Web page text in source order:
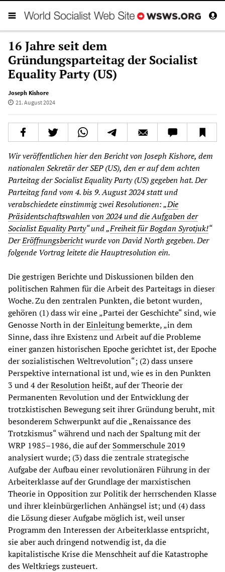
16 Jahre seit dem
Gründungsparteitag der Socialist
Equality Party (US)
Joseph Kishore
21. August 2024
Wir veröffentlichen hier den Bericht von Joseph Kishore, dem
nationalen Sekretär der SEP (US), den er auf dem achten
Parteitag der Socialist Equality Party (US) gegeben hat. Der
Parteitag fand vom 4. bis 9. August 2024 statt und
verabschiedete einstimmig zwei Resolutionen: „Die
Präsidentschaftswahlen von 2024 und die Aufgaben der
Socialist Equality Party“ und „Freiheit für Bogdan Syrotjuk!“
DerEröffnungsberichtwurde von David North gegeben. Der
folgende Vortrag leitete die Hauptresolution ein.
Die gestrigen Berichte und Diskussionen bilden den
politischen Rahmen für die Arbeit des Parteitags in dieser
Woche. Zu den zentralen Punkten, die betont wurden,
gehören (1) dass wir eine „Partei der Geschichte“ sind, wie
Genosse North in derEinleitungbemerkte, „in dem
Sinne, dass ihre Existenz und Arbeit auf die Probleme
einer ganzen historischen Epoche gerichtet ist, der Epoche
der sozialistischen Weltrevolution“; (2) dass unsere
Perspektive international ist und, wie es in den Punkten
3 und 4 derResolutionheißt, auf der Theorie der
Permanenten Revolution und der Entwicklung der
trotzkistischen Bewegung seit ihrer Gründung beruht, mit
besonderem Schwerpunkt auf die „Renaissance des
Trotzkismus“ während und nach der Spaltung mit der
WRP 1985–1986, die auf der Sommerschule 2019
analysiert wurde; (3) dass die zentrale strategische
Aufgabe der Aufbau einer revolutionären Führung in der
Arbeiterklasse auf der Grundlage der marxistischen
Theorie in Opposition zur Politik der herrschenden Klasse
und ihrer kleinbürgerlichen Anhängsel ist; und (4) dass
die Lösung dieser Aufgabe möglich ist, weil unser
Programm den Interessen der Arbeiterklasse entspricht,
sie aber auch dringend notwendig ist, da die
kapitalistische Krise die Menschheit auf die Katastrophe
des Weltkriegs zusteuert.